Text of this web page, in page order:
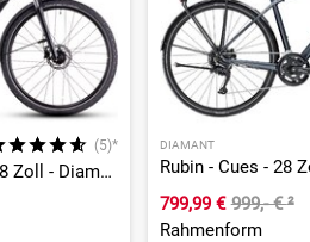
(5)*
Nature ONE Allroad - 28 Zoll - Diamant - 2026
DIAMANT
Rubin - Cues - 28
799,99 € 999,- €²
Rahmenform